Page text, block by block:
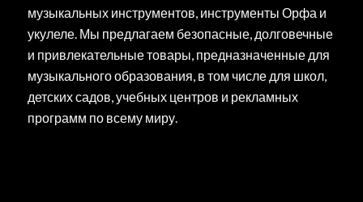
музыкальных инструментов, инструменты Орфа и
укулеле. Мы предлагаем безопасные, долговечные
и привлекательные товары, предназначенные для
музыкального образования, в том числе для школ,
детских садов, учебных центров и рекламных
программ по всему миру.